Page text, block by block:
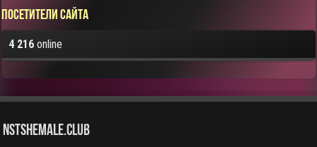
Посетители сайта
4 216 online
NstShemale.Club